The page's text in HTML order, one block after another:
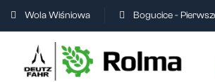
Wola Wiśniowa Bogucice -